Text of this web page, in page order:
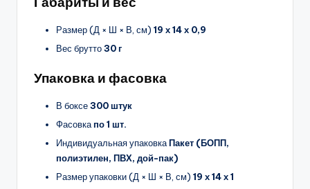
Размер (Д × Ш × В, см) 19 х 14 х 0,9
Вес брутто30 г
Упаковка и фасовка
В боксе300 штук
Фасовкапо 1 шт.
Индивидуальная упаковкаПакет (БОПП,
полиэтилен, ПВХ, дой-пак)
Размер упаковки (Д × Ш × В, см) 19 х 14 х 1